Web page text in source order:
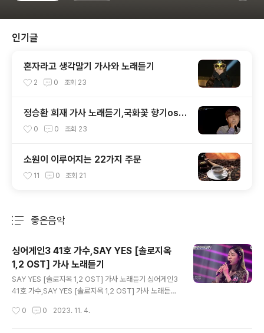
인기글
혼자라고 생각말기 가사와 노래듣기
2 0 조회 23
정승환 희재 가사 노래듣기,국화꽃 향기ost,
비긴어게인,성시경노래
0 0 조회 23
소원이 이루어지는 22가지 주문
11 0 조회 21
좋은음악
싱어게인3 41호 가수,SAY YES [솔로지옥
1,2 OST] 가사 노래듣기
SAY YES [솔로지옥 1,2 OST] 가사 노래듣기 싱어게인3
41호 가수,SAY YES [솔로지옥 1,2 OST] 가사 노래듣기
ylZ6i Do you remember the last night We could f
0 0 2023. 11. 4.